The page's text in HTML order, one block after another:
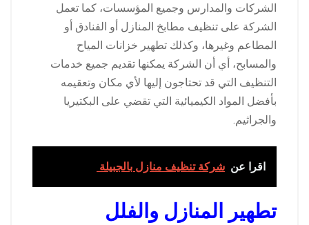
الشركات والمدارس وجميع المؤسسات، كما تعمل
الشركة على تنظيف مطابخ المنازل أو الفنادق أو
المطاعم وغيرها، وكذلك تطهير خزانات المياح
والمسابح، أي أن الشركة يمكنها تقديم جميع خدمات
التنظيف التي قد تحتاجون إليها لأي مكان وتعقيمه
بأفضل المواد الكيميائية التي تقضي على البكتيريا
والجراثيم.
اقرا عن شركة تنظيف منازل بالجبيلة
تطهير المنازل والفلل